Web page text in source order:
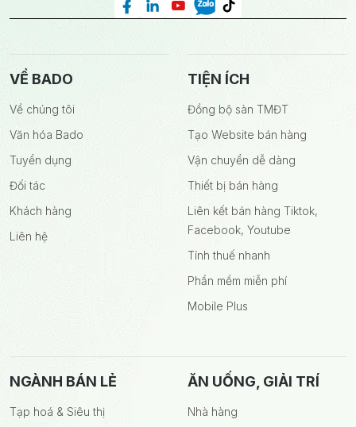
VỀ BADO
Về chúng tôi
Văn hóa Bado
Tuyển dụng
Đối tác
Khách hàng
Liên hệ
TIỆN ÍCH
Đồng bộ sàn TMĐT
Tạo Website bán hàng
Vận chuyển dễ dàng
Thiết bị bán hàng
Liên kết bán hàng Tiktok,
Facebook, Youtube
Tính thuế nhanh
Phần mềm miễn phí
Mobile Plus
NGÀNH BÁN LẺ
Tạp hoá & Siêu thị
ĂN UỐNG, GIẢI TRÍ
Nhà hàng